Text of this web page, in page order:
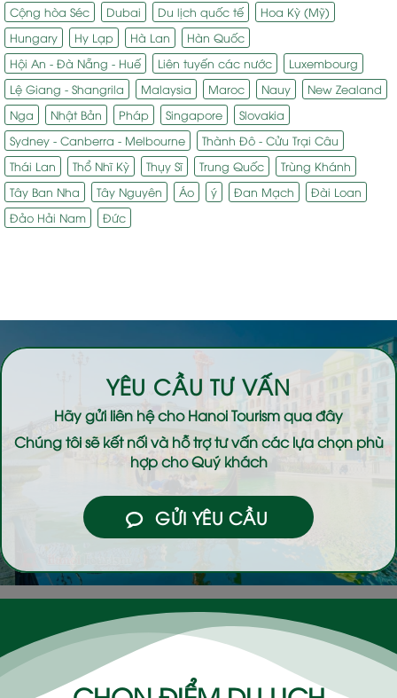
Cộng hòa Séc
Dubai Du lịch quốc tế
Hoa Kỳ (Mỹ)
Hungary
Hy Lạp Hà Lan
Hàn Quốc
Hội An - Đà Nẵng - Huế
Liên tuyến các nước
Luxembourg
Lệ Giang - Shangrila
Malaysia Maroc Nauy
New Zealand
Nga
Nhật Bản Pháp Singapore
Slovakia
Sydney - Canberra - Melbourne
Thành Đô - Cửu Trại Câu
Thái Lan
Thổ Nhĩ Kỳ Thụy Sĩ Trung Quốc
Trùng Khánh
Tây Ban Nha
Tây Nguyên Áo ý Đan Mạch
Đài Loan
Đảo Hải Nam
Đức
YÊU CẦU TƯ VẤN
Hãy gửi liên hệ choHanoi Tourismqua đây
Chúng tôi sẽ kết nối và hỗ trợ tư vấn các lựa chọn phù
hợp cho Quý khách
GỬI YÊU CẦU